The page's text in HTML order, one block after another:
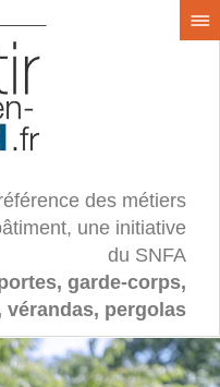
des métiers
une initiative
du SNFA
garde-corps,
vérandas, pergolas